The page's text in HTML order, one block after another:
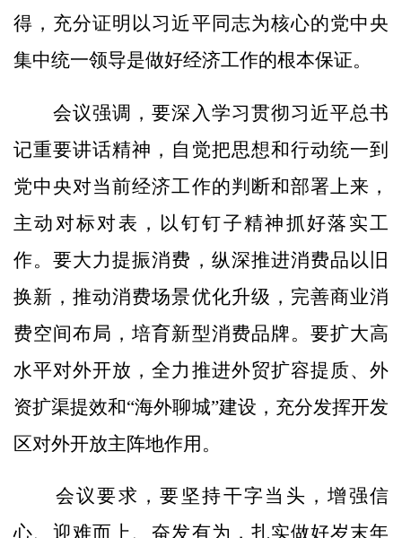
得，充分证明以习近平同志为核心的党中央
集中统一领导是做好经济工作的根本保证。
会议强调，要深入学习贯彻习近平总书
记重要讲话精神，自觉把思想和行动统一到
党中央对当前经济工作的判断和部署上来，
主动对标对表，以钉钉子精神抓好落实工
作。要大力提振消费，纵深推进消费品以旧
换新，推动消费场景优化升级，完善商业消
费空间布局，培育新型消费品牌。要扩大高
水平对外开放，全力推进外贸扩容提质、外
资扩渠提效和“海外聊城”建设，充分发挥开发
区对外开放主阵地作用。
会议要求，要坚持干字当头，增强信
心、迎难而上、奋发有为，扎实做好岁末年